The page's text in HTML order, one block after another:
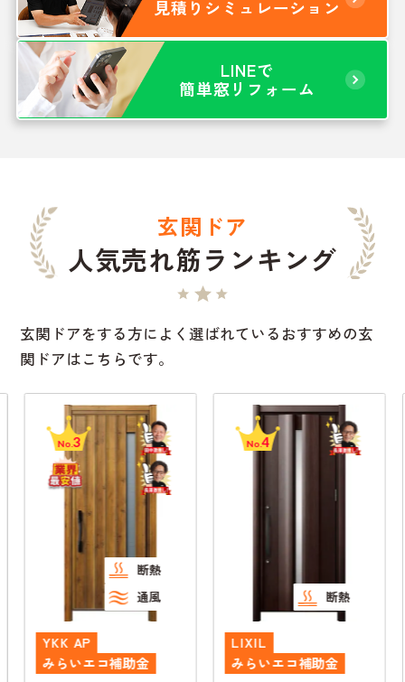
見積りシミュレーション
LINEで
簡単窓リフォーム
玄関ドア
人気売れ筋ランキング
玄関ドアをする方によく選ばれているおすすめの玄
関ドアはこちらです。
No.3
断熱
通風
YKK AP
みらいエコ補助金
No.4
断熱
LIXIL
みらいエコ補助金